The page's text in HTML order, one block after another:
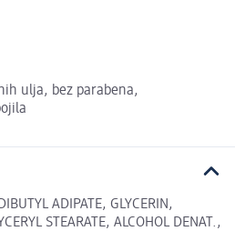
ulja, bez parabena,
ADIPATE, GLYCERIN,
STEARATE, ALCOHOL DENAT.,